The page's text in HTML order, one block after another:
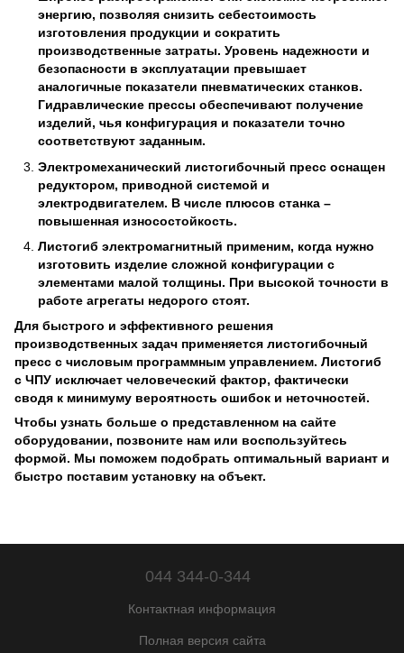
энергию, позволяя снизить себестоимость
изготовления продукции и сократить
производственные затраты. Уровень надежности и
безопасности в эксплуатации превышает
аналогичные показатели пневматических станков.
Гидравлические прессы обеспечивают получение
изделий, чья конфигурация и показатели точно
соответствуют заданным.
Электромеханический листогибочный пресс оснащен
редуктором, приводной системой и
электродвигателем. В числе плюсов станка –
повышенная износостойкость.
Листогиб электромагнитный применим, когда нужно
изготовить изделие сложной конфигурации с
элементами малой толщины. При высокой точности в
работе агрегаты недорого стоят.
Для быстрого и эффективного решения
производственных задач применяется листогибочный
пресс с числовым программным управлением. Листогиб
с ЧПУ исключает человеческий фактор, фактически
сводя к минимуму вероятность ошибок и неточностей.
Чтобы узнать больше о представленном на сайте
оборудовании, позвоните нам или воспользуйтесь
формой. Мы поможем подобрать оптимальный вариант и
быстро поставим установку на объект.
044 344-0-344
Контактная информация
Полная версия сайта